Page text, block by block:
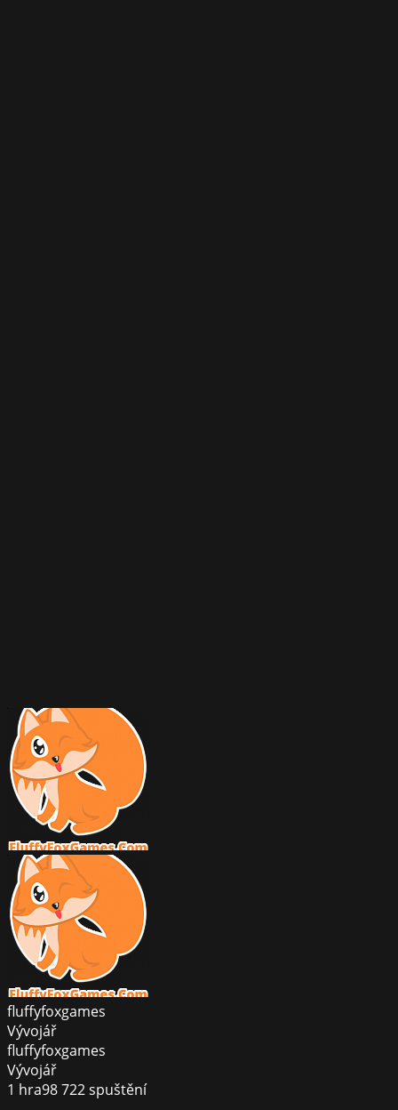
fluffyfoxgames
Vývojář
fluffyfoxgames
Vývojář
1 hra98 722spuštění